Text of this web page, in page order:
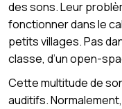
des sons. Leur
fonctionner dans le
petits villages. Pas
classe, d’un open-
Cette multitude de
auditifs.